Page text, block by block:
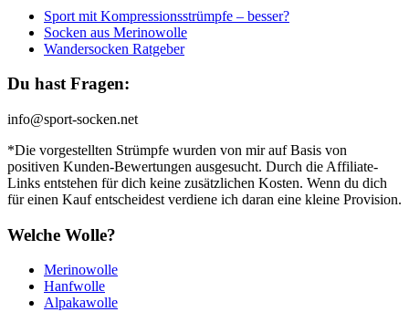
Sport mit Kompressionsstrümpfe – besser?
Socken aus Merinowolle
Wandersocken Ratgeber
Du hast Fragen:
info@sport-socken.net
*Die vorgestellten Strümpfe wurden von mir auf Basis von
positiven Kunden-Bewertungen ausgesucht. Durch die Affiliate-
Links entstehen für dich keine zusätzlichen Kosten. Wenn du dich
für einen Kauf entscheidest verdiene ich daran eine kleine Provision.
Welche Wolle?
Merinowolle
Hanfwolle
Alpakawolle